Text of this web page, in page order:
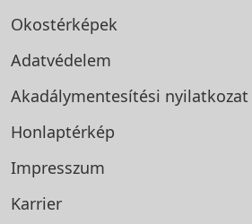
Okostérképek
Adatvédelem
Akadálymentesítési nyilatkozat
Honlaptérkép
Impresszum
Karrier